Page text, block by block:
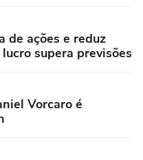
de ações e reduz
supera previsões
Vorcaro é